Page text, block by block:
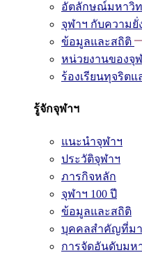
อัตลักษณ์มหาวิท
จุฬาฯ กับความยั่
ข้อมูลและสถิติ
หน่วยงานของจุ
ร้องเรียนทุจริต
รู้จักจุฬาฯ
แนะนำจุฬาฯ
ประวัติจุฬาฯ
ภารกิจหลัก
จุฬาฯ 100 ปี
ข้อมูลและสถิติ
บุคคลสำคัญที่มา
การจัดอันดับมห